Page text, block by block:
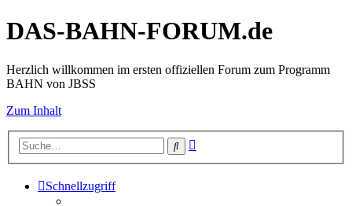
DAS-BAHN-FORUM.de
Herzlich willkommen im ersten offiziellen Forum zum Programm
BAHN von JBSS
Zum Inhalt
Suche
Schnellzugriff